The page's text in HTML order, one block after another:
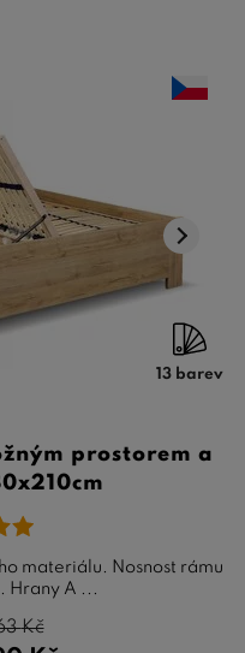
13 barev
prostorem a
materiálu. Nosnost rámu
Hrany A ...
Kč